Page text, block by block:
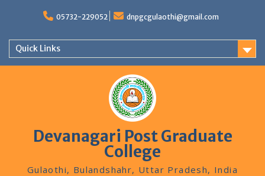
05732-229052 dnpgcgulaothi@gmail.com
Quick Links
Devanagari Post Graduate
College
Gulaothi, Bulandshahr, Uttar Pradesh, India